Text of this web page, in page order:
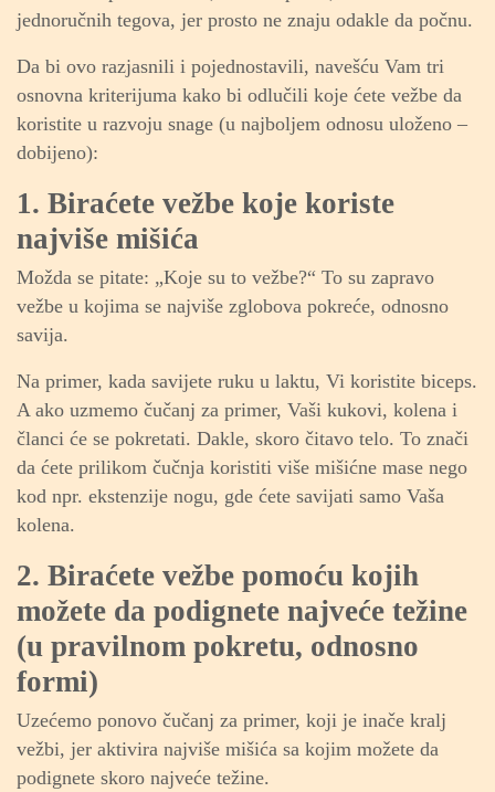
jednoručnih tegova, jer prosto ne znaju odakle da počnu.
Da bi ovo razjasnili i pojednostavili, navešću Vam tri
osnovna kriterijuma kako bi odlučili koje ćete vežbe da
koristite u razvoju snage (u najboljem odnosu uloženo –
dobijeno):
1. Biraćete vežbe koje koriste
najviše mišića
Možda se pitate: „Koje su to vežbe?“ To su zapravo
vežbe u kojima se najviše zglobova pokreće, odnosno
savija.
Na primer, kada savijete ruku u laktu, Vi koristite biceps.
A ako uzmemo čučanj za primer, Vaši kukovi, kolena i
članci će se pokretati. Dakle, skoro čitavo telo. To znači
da ćete prilikom čučnja koristiti više mišićne mase nego
kod npr. ekstenzije nogu, gde ćete savijati samo Vaša
kolena.
2. Biraćete vežbe pomoću kojih
možete da podignete najveće težine
(u pravilnom pokretu, odnosno
formi)
Uzećemo ponovo čučanj za primer, koji je inače kralj
vežbi, jer aktivira najviše mišića sa kojim možete da
podignete skoro najveće težine.